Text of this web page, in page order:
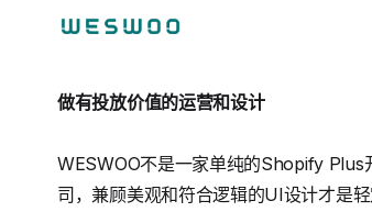
做有投放价值的运营和设计
WESWOO不是一家单纯的Shopify Plus
司，兼顾美观和符合逻辑的UI设计才是